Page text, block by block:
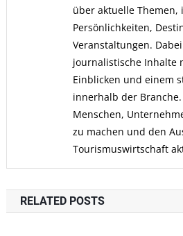
über aktuelle Themen,
Persönlichkeiten,
Veranstaltungen.
journalistische Inhalte
Einblicken und einem
innerhalb der
Menschen,
zu machen und den
Tourismuswirtschaft
RELATED POSTS